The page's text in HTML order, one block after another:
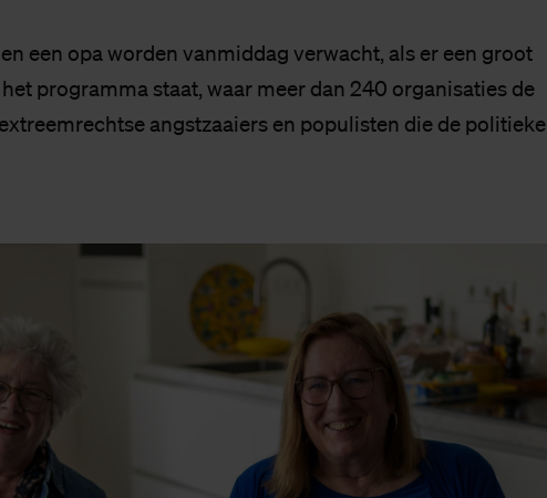
en een opa worden vanmiddag verwacht, als er een groot
programma staat, waar meer dan 240 organisaties de
angstzaaiers en populisten die de politieke